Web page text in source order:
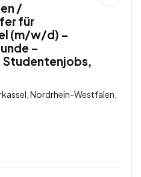
/
für
(m/w/d) –
–
Studentenjobs,
Nordrhein-Westfalen,